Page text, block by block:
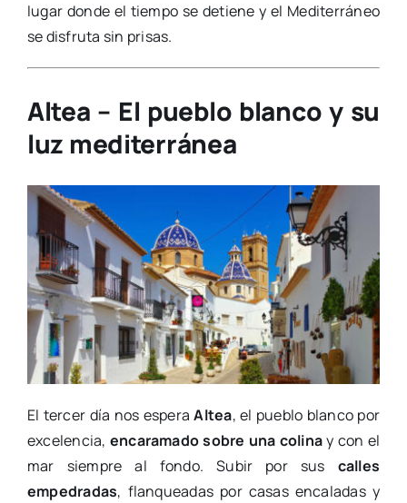
lugar donde el tiempo se detiene y el Mediterráneo
se disfruta sin prisas.
Altea – El pueblo blanco y su
luz mediterránea
El tercer día nos esperaAltea, el pueblo blanco por
excelencia, encaramado sobre una colinay con el
mar siempre al fondo. Subir por sus calles
empedradas, flanqueadas por casas encaladas y